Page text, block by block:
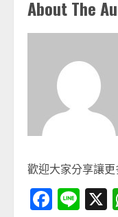
About The
歡迎大家分享讓更